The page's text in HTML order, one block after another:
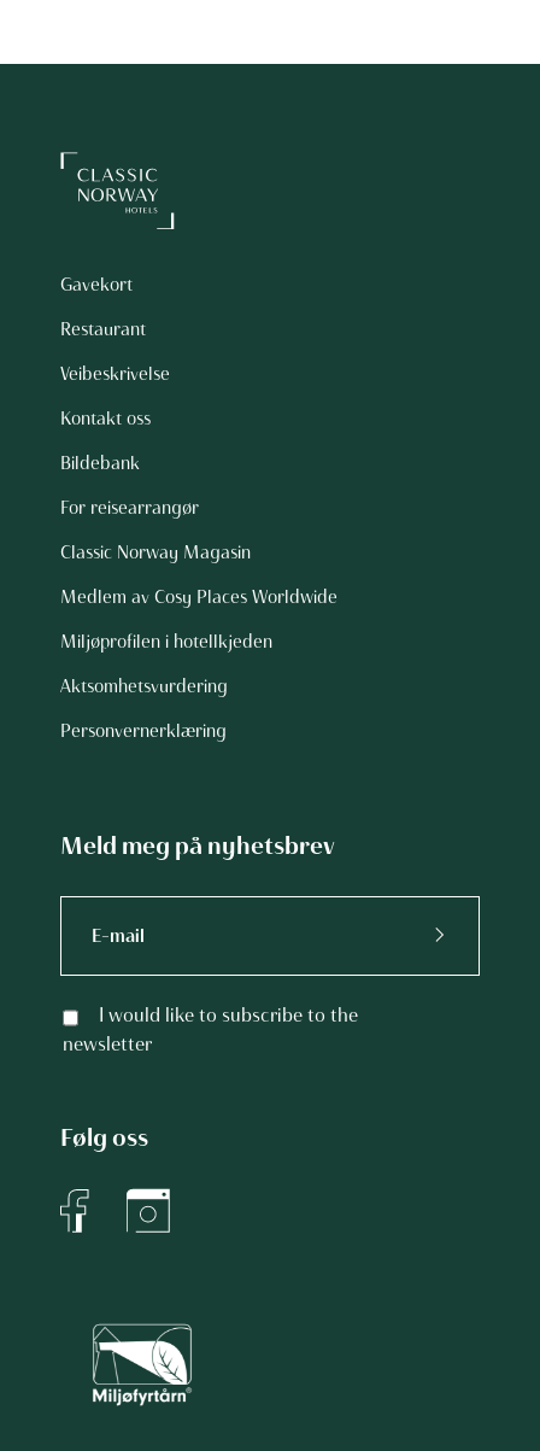
Gavekort
Restaurant
Veibeskrivelse
Kontakt oss
Bildebank
For reisearrangør
Classic Norway Magasin
Medlem av Cosy Places Worldwide
Miljøprofilen i hotellkjeden
Aktsomhetsvurdering
Personvernerklæring
Meld meg på nyhetsbrev
I would like to subscribe to the
newsletter
Følg oss